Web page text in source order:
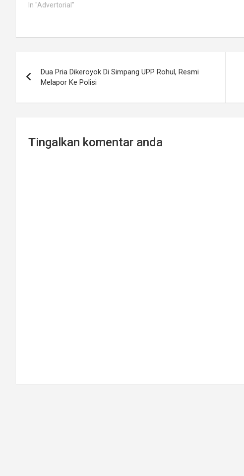
In "Advertorial"
navigation
Dua Pria Dikeroyok Di Simpang UPP Rohul, Resmi
Melapor Ke Polisi
Tingalkan komentar anda